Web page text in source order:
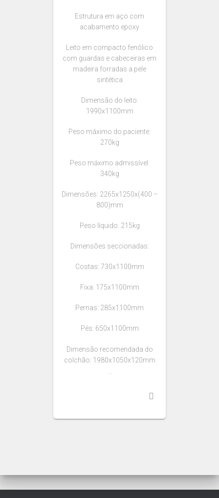
Estrutura em aço com
acabamento epoxy
Leito em compacto fenólico
com guardas e cabeceiras em
madeira forradas a pele
sintética
Dimensão do leito:
1990x1100mm
Peso máximo do paciente:
270kg
Peso máximo admissível:
340kg
Dimensões: 2265x1250x(400 –
800)mm
Peso líquido: 215kg
Dimensões seccionadas:
Costas: 730x1100mm
Fixa: 175x1100mm
Pernas: 285x1100mm
Pés: 650x1100mm
Dimensão recomendada do
colchão: 1980x1050x120mm